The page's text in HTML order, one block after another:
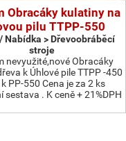
Obracáky kulatiny na
pilu TTPP-550
Nabídka > Dřevoobráběcí
stroje
nevyužité,nové Obracáky
k Úhlové pile TTPP -450
PP-550 Cena je za 2 ks
sestava . K ceně + 21%DPH